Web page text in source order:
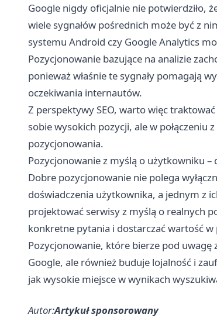
Google nigdy oficjalnie nie potwierdziło,
wiele sygnałów pośrednich może być z
systemu Android czy Google Analytics
Pozycjonowanie bazujące na analizie
ponieważ właśnie te sygnały pomagają
oczekiwania internautów.
Z perspektywy SEO, warto więc
sobie wysokich pozycji, ale w połączeniu
pozycjonowania.
Pozycjonowanie z myślą o użytkowniku
Dobre pozycjonowanie nie polega
doświadczenia użytkownika, a jednym z
projektować serwisy z myślą o realnych
konkretne pytania i dostarczać wartość
Pozycjonowanie, które bierze pod
Google, ale również buduje lojalność i
jak wysokie miejsce w wynikach
Autor:Artykuł sponsorowany